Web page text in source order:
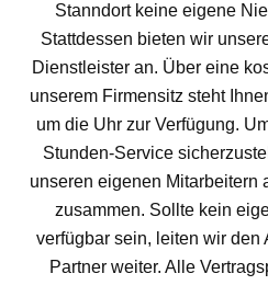
Stanndort keine eigene
Stattdessen bieten wir
Dienstleister an. Über eine
unserem Firmensitz steht
um die Uhr zur Verfügung.
Stunden-Service
unseren eigenen Mitarbeitern
zusammen. Sollte kein
verfügbar sein, leiten wir den
Partner weiter. Alle